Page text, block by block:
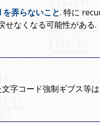
弄らないこと. 特に
せなくなる可能性がある.
字コード強制ギブス等